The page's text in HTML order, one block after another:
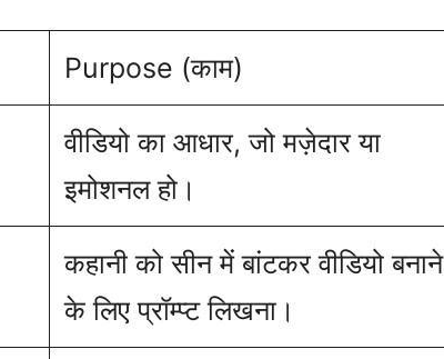
Purpose (काम)
वीडियो का आधार, जो मज़ेदार या
इमोशनल हो।
कहानी को सीन में बांटकर वीडियो बनाने
के लिए प्रॉम्प्ट लिखना।